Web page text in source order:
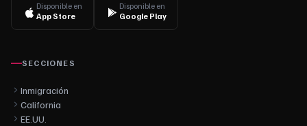
Disponible en
App Store
Disponible en
Google Play
SECCIONES
Inmigración
California
EE.UU.